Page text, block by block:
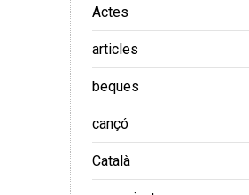
Actes
articles
beques
cançó
Català